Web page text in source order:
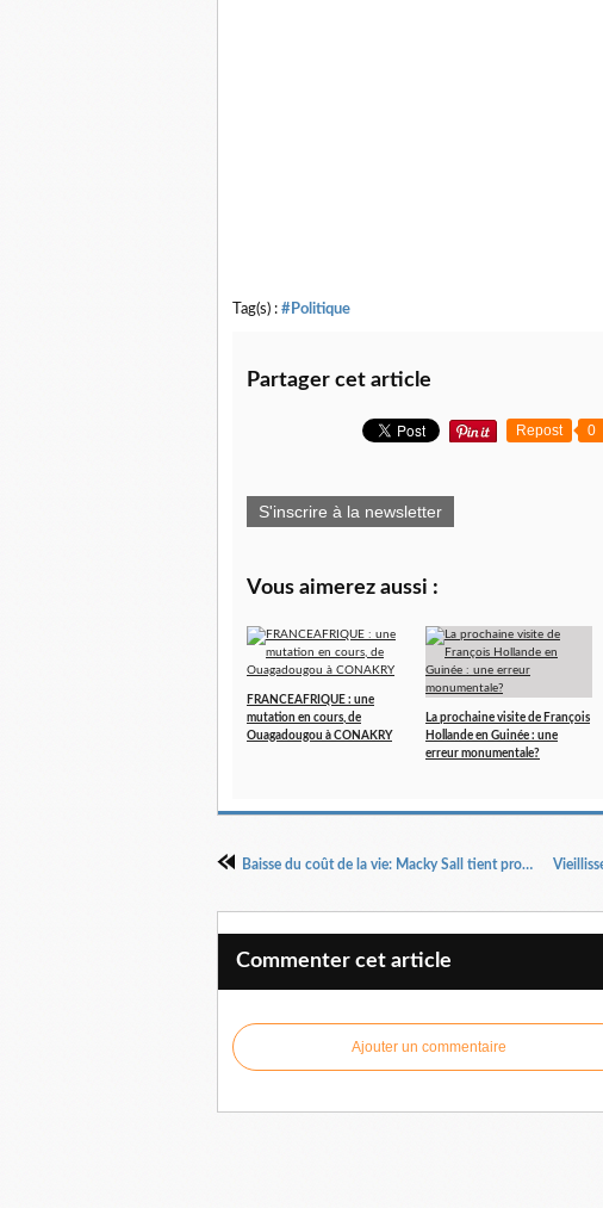
Tag(s) : #Politique
Partager cet article
Repost 0
S'inscrire à la newsletter
Vous aimerez aussi :
FRANCEAFRIQUE : une
mutation en cours, de
Ouagadougou à CONAKRY
La prochaine visite de François
Hollande en Guinée : une
erreur monumentale?
Baisse du coût de la vie: Macky Sall tient promesse
Commenter cet article
Ajouter un commentaire